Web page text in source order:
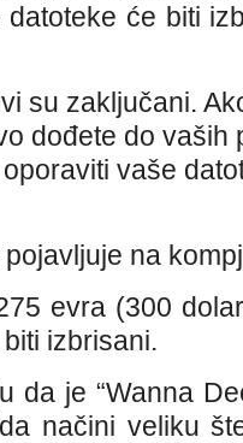
će biti
su zaključani.
dođete do vaših
vaše
na
evra (300
izbrisani.
da je “Wanna
načini veliku